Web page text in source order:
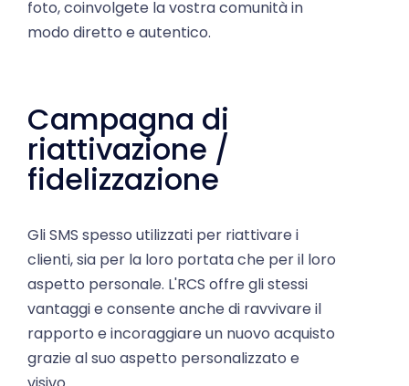
modo diretto e autentico.
Campagna di
riattivazione /
fidelizzazione
clienti, sia per la loro portata che per il loro
aspetto personale. L'RCS offre gli stessi
vantaggi e consente anche di ravvivare il
rapporto e incoraggiare un nuovo acquisto
grazie al suo aspetto personalizzato e
visivo.